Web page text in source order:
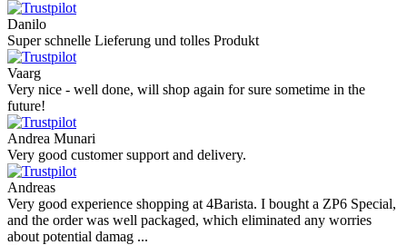
Danilo
Super schnelle Lieferung und tolles Produkt
Vaarg
Very nice - well done, will shop again for sure sometime in the
future!
Andrea Munari
Very good customer support and delivery.
Andreas
Very good experience shopping at 4Barista. I bought a ZP6 Special,
and the order was well packaged, which eliminated any worries
about potential damag ...